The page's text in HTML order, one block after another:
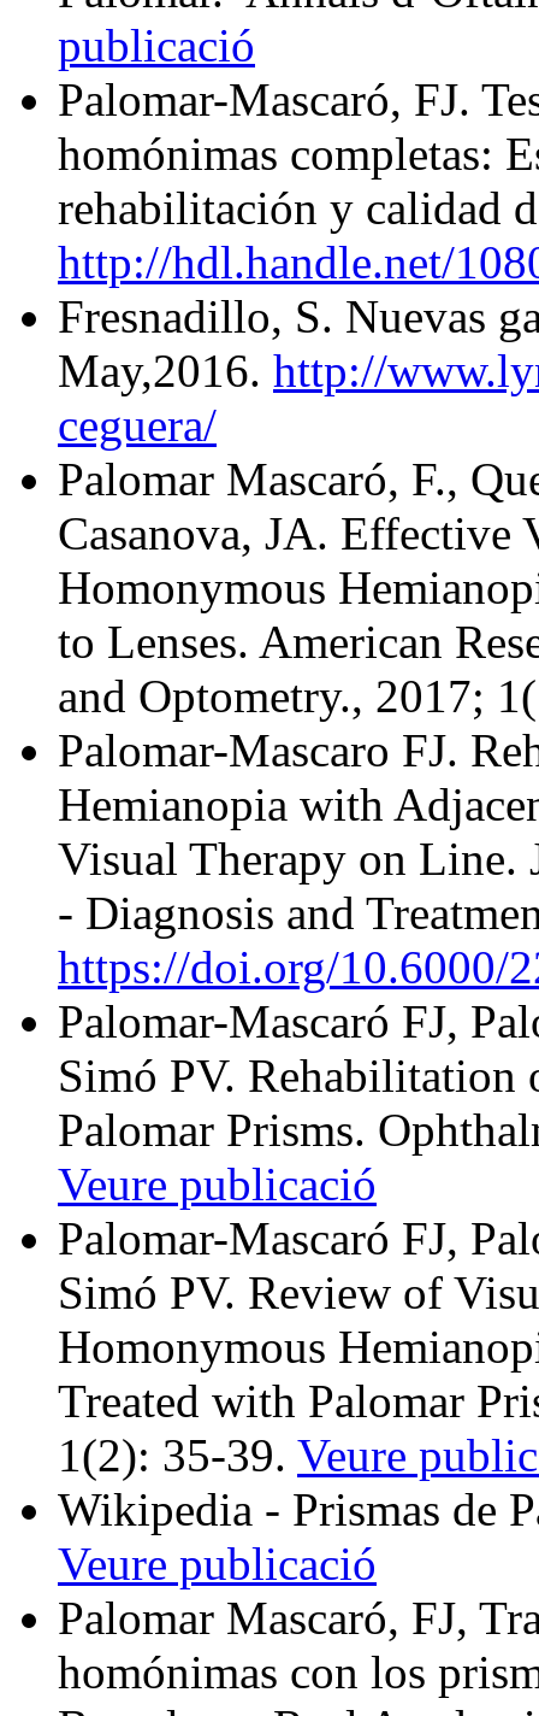
publicació
Palomar-Mascaró, FJ.
homónimas completas:
rehabilitación y calidad
http://hdl.handle.net/
Fresnadillo, S. Nuevas
May,2016. http://
ceguera/
Palomar Mascaró, F.,
Casanova, JA.
Homonymous
to Lenses. American
and Optometry., 2017;
Palomar-Mascaro FJ.
Hemianopia with
Visual Therapy on
- Diagnosis and
https://doi.org/10.6000/
Palomar-Mascaró FJ,
Simó PV. Rehabilitation
Palomar Prisms.
Veure publicació
Palomar-Mascaró FJ,
Simó PV. Review of
Homonymous
Treated with Palomar
1(2): 35-39. Veure
Wikipedia - Prismas de
Veure publicació
Palomar Mascaró, FJ,
homónimas con los